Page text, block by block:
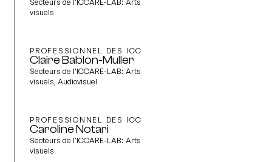
visuels
PROFESSIONNEL DES ICC
Claire Bablon-Muller
Secteurs de l'ICCARE-LAB: Arts
visuels, Audiovisuel
PROFESSIONNEL DES ICC
Caroline Notari
Secteurs de l'ICCARE-LAB: Arts
visuels